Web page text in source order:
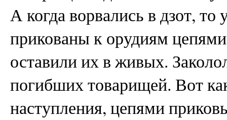
А когда ворвались в дзот,
прикованы к орудиям
оставили их в живых.
погибших товарищей. Вот
наступления, цепями